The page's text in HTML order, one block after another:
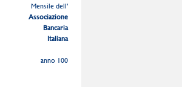
Mensile dell'
Associazione
Bancaria
Italiana
anno 100